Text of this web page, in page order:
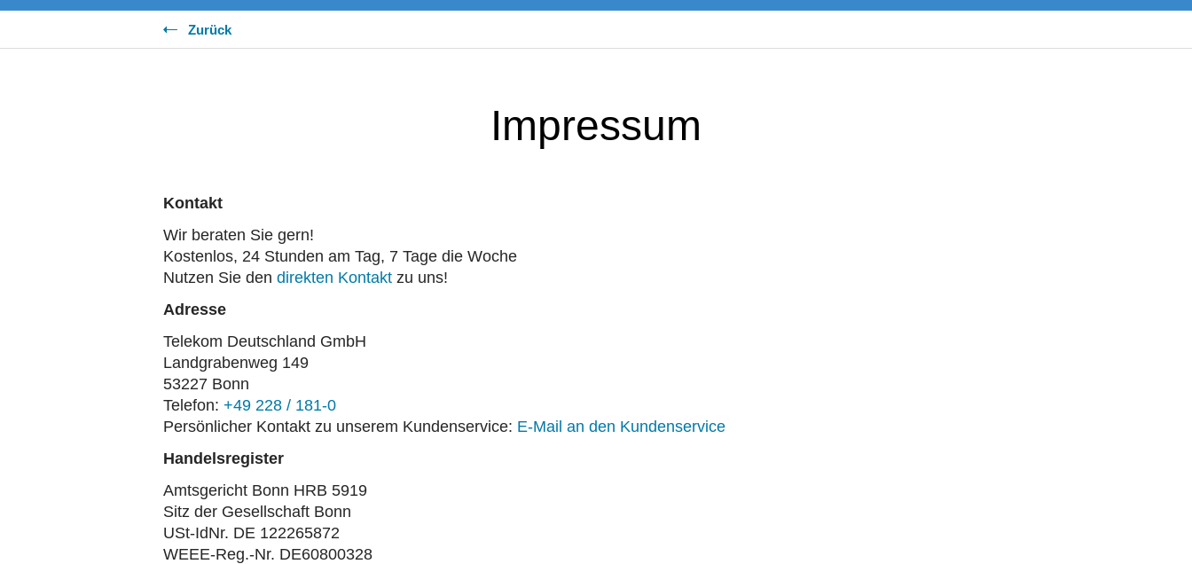
Zurück
Impressum
Kontakt
Wir beraten Sie gern!
Kostenlos, 24 Stunden am Tag, 7 Tage die Woche
Nutzen Sie den direkten Kontakt zu uns!
Adresse
Telekom Deutschland GmbH
Landgrabenweg 149
53227 Bonn
Telefon: +49 228 / 181-0
Persönlicher Kontakt zu unserem Kundenservice: E-Mail an den Kundenservice
Handelsregister
Amtsgericht Bonn HRB 5919
Sitz der Gesellschaft Bonn
USt-IdNr. DE 122265872
WEEE-Reg.-Nr. DE60800328